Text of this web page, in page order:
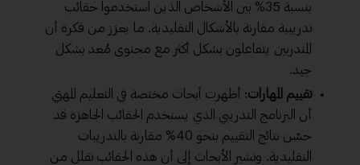
بنسبة 35% بين الأشخاص الذين استخدموا حقائب
تدريبية مقارنة بالأشكال التقليدية. ما يعزز من فكرة أن
المتدربين يتفاعلون بشكل أكثر مع محتوى مُعد بشكل
جيد.
تقييم المهارات: أظهرت أبحاث مختصة في التعليم المهني
أن البرنامج التدريبي الذي يستخدم الحقائب الجاهزة قد
حسّن نتائج التقييم بنحو 40% مقارنة بالتدريبات
التقليدية. وتشير الأبحاث إلى أن هذه الحقائب تقلل من